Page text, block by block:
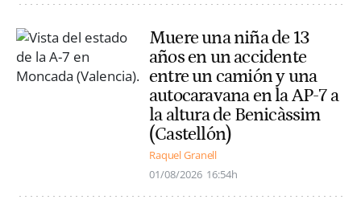
Muere una niña de 13
años en un accidente
entre un camión y una
autocaravana en la AP-7 a
la altura de Benicàssim
(Castellón)
Raquel Granell
01/08/2026 16:54h